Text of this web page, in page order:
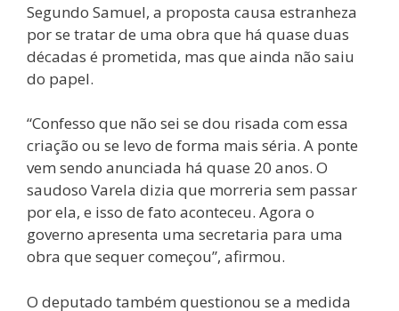
Segundo Samuel, a proposta causa estranheza
por se tratar de uma obra que há quase duas
décadas é prometida, mas que ainda não saiu
do papel.
“Confesso que não sei se dou risada com essa
criação ou se levo de forma mais séria. A ponte
vem sendo anunciada há quase 20 anos. O
saudoso Varela dizia que morreria sem passar
por ela, e isso de fato aconteceu. Agora o
governo apresenta uma secretaria para uma
obra que sequer começou”, afirmou.
O deputado também questionou se a medida